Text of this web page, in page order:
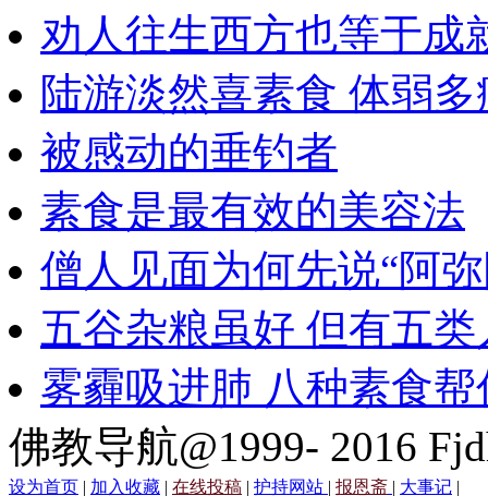
劝人往生西方也等于成
陆游淡然喜素食 体弱
被感动的垂钓者
素食是最有效的美容法
僧人见面为何先说“阿
五谷杂粮虽好 但有五
雾霾吸进肺 八种素食帮
佛教导航@1999- 2016
设为首页 | 加入收藏 | 在线投稿 | 护持网站 | 报恩斋 | 大事记 |